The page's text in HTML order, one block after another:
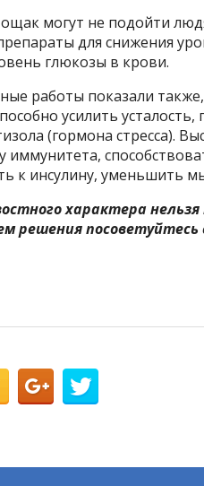
могут не подойти
для снижения
глюкозы в крови.
работы показали
усилить
(гормона стресса).
иммунитета,
к инсулину, уменьшить
характера
решения посоветуйтесь